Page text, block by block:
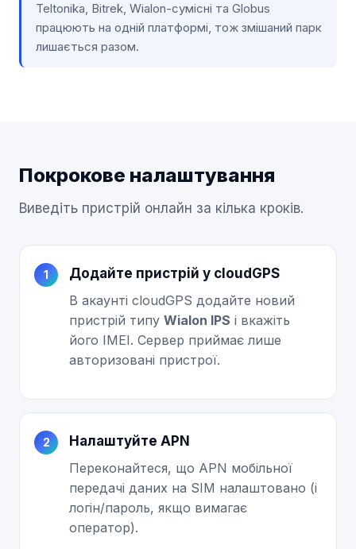
Teltonika, Bitrek, Wialon-сумісні та Globus
працюють на одній платформі, тож змішаний парк
лишається разом.
Покрокове налаштування
Виведіть пристрій онлайн за кілька кроків.
Додайте пристрій у cloudGPS
В акаунті cloudGPS додайте новий
пристрій типу Wialon IPS і вкажіть
його IMEI. Сервер приймає лише
авторизовані пристрої.
Налаштуйте APN
Переконайтеся, що APN мобільної
передачі даних на SIM налаштовано (і
логін/пароль, якщо вимагає
оператор).